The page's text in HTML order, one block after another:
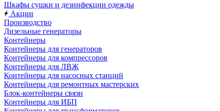
Шкафы сушки и дезинфекции одежды
Акции
Производство
Дизельные генераторы
Контейнеры
Контейнеры для генераторов
Контейнеры для компрессоров
Контейнеры для ЛВЖ
Контейнеры для насосных станций
Контейнеры для ремонтных мастерских
Блок-контейнеры связи
Контейнеры для ИБП